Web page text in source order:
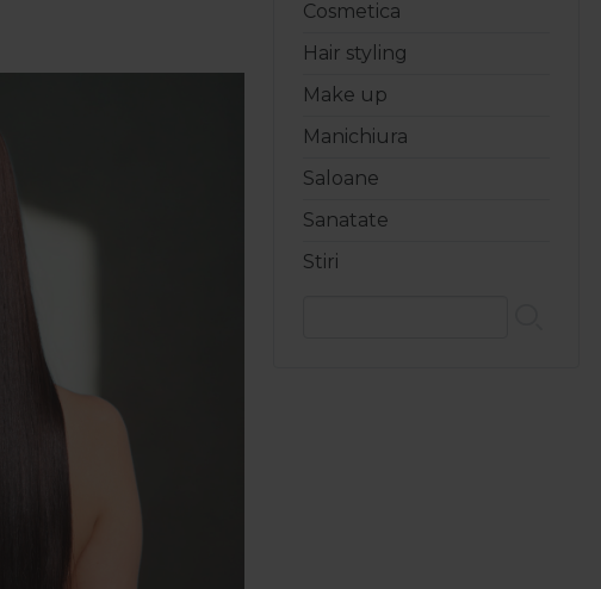
Cosmetica
Hair styling
Make up
Manichiura
Saloane
Sanatate
Stiri